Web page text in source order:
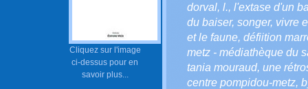
Cliquez sur l'image
ci-dessus pour en
savoir plus...
dorval, l., l'extase d'un
du baiser, songer, vivre
et le faune, défiition
metz - médiathèque du
tania mouraud, une
centre pompidou-metz,